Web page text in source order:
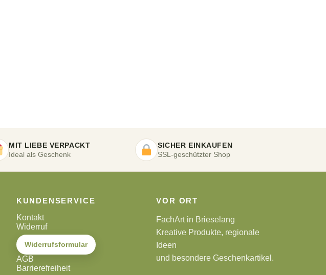
MIT LIEBE VERPACKT
Ideal als Geschenk
SICHER EINKAUFEN
SSL-geschützter Shop
KUNDENSERVICE
Kontakt
Widerruf
Widerrufsformular
AGB
Barrierefreiheit
VOR ORT
FachArt in Brieselang
Kreative Produkte, regionale
Ideen
und besondere Geschenkartikel.